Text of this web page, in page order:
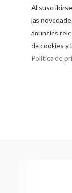
Al
las
anuncios
de cookies y
Política de